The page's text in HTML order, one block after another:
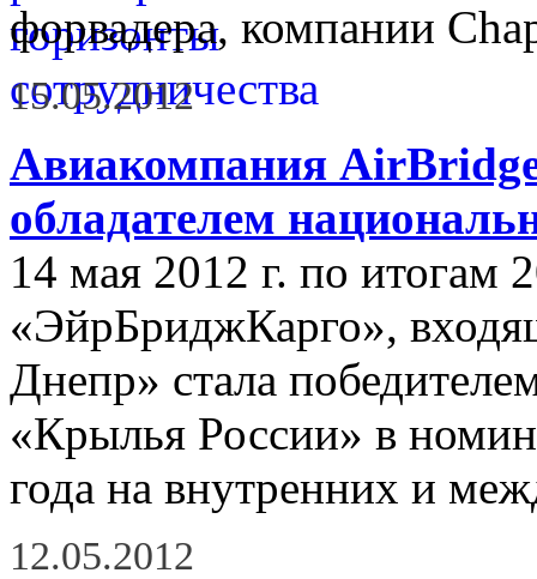
форвадера, компании
15.05.2012
Авиакомпания
обладателем
14 мая 2012 г. по итогам
«ЭйрБриджКарго»,
Днепр» стала
«Крылья России» в
года на внутренних и
12.05.2012